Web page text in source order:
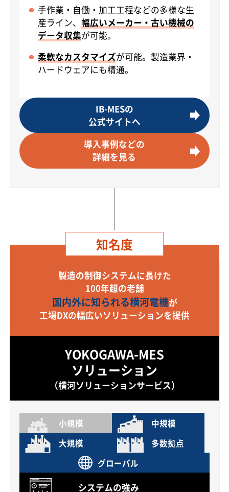
手作業・自働・加工工程などの多様な生
産ライン、幅広いメーカー・古い機械の
データ収集が可能。
柔軟なカスタマイズが可能。製造業界・
ハードウェアにも精通。
IB-MESの
公式サイトへ
導入事例などの
詳細を見る
知名度
製造の制御システムに長けた
100年超の老舗
国内外に知られる横河電機が
工場DXの幅広いソリューションを提供
YOKOGAWA-MES
ソリューション
（横河ソリューションサービス）
小規模
中規模
大規模
多数拠点
グローバル
システムの強み